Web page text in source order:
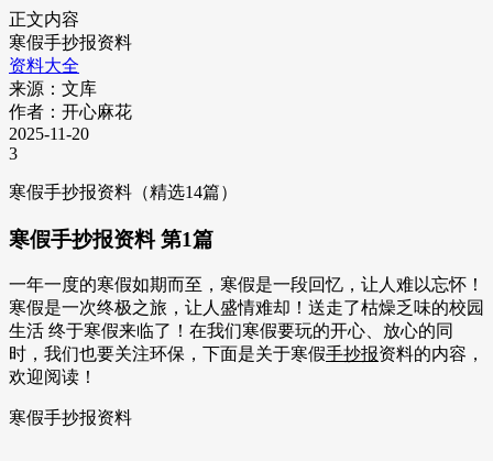
正文内容
寒假手抄报资料
资料大全
来源：文库
作者：开心麻花
2025-11-20
3
寒假手抄报资料（精选14篇）
寒假手抄报资料 第1篇
一年一度的寒假如期而至，寒假是一段回忆，让人难以忘怀！
寒假是一次终极之旅，让人盛情难却！送走了枯燥乏味的校园
生活 终于寒假来临了！在我们寒假要玩的开心、放心的同
时，我们也要关注环保，下面是关于寒假手抄报资料的内容，
欢迎阅读！
寒假手抄报资料